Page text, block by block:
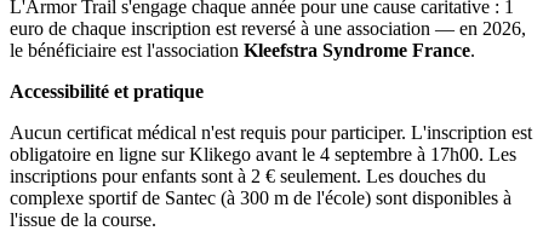
L'Armor Trail s'engage chaque année pour une cause caritative : 1
euro de chaque inscription est reversé à une association — en 2026,
le bénéficiaire est l'association Kleefstra Syndrome France.
Accessibilité et pratique
Aucun certificat médical n'est requis pour participer. L'inscription est
obligatoire en ligne sur Klikego avant le 4 septembre à 17h00. Les
inscriptions pour enfants sont à 2 € seulement. Les douches du
complexe sportif de Santec (à 300 m de l'école) sont disponibles à
l'issue de la course.